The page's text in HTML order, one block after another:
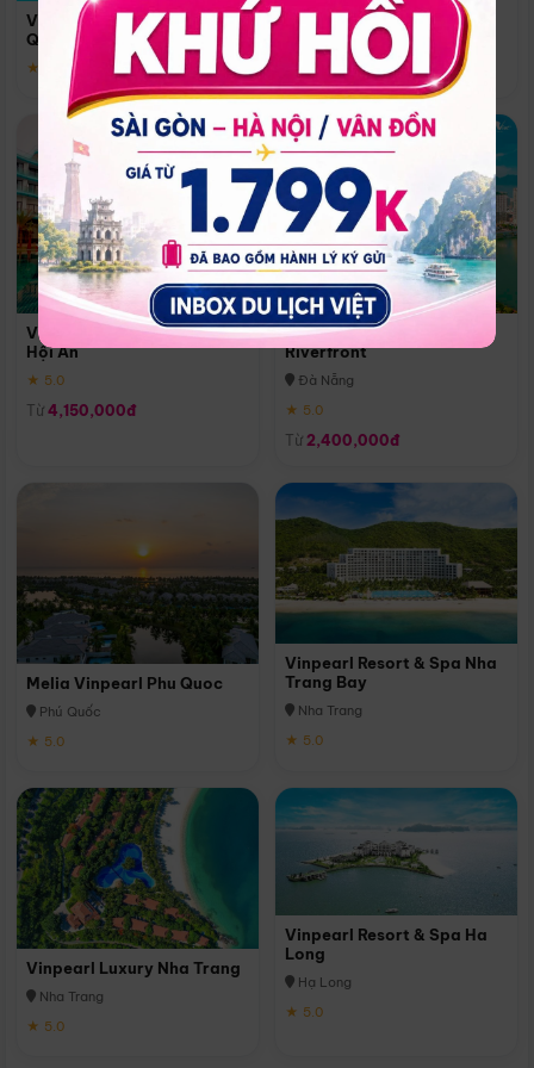
Vinpearl Resort & Spa Phu
Quoc
★ 5.0
Quoc
Phú Quốc
★ 5.0
Vinpearl Resort & Golf Nam
Hội An
★ 5.0
Từ 4,150,000đ
Melia Vinpearl Danang
Riverfront
Đà Nẵng
★ 5.0
Từ 2,400,000đ
Melia Vinpearl Phu Quoc
Phú Quốc
★ 5.0
Vinpearl Resort & Spa Nha
Trang Bay
Nha Trang
★ 5.0
Vinpearl Luxury Nha Trang
Nha Trang
★ 5.0
Vinpearl Resort & Spa Ha
Long
Hạ Long
★ 5.0